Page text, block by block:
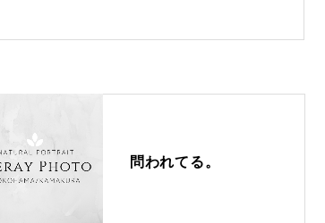
問われてる。